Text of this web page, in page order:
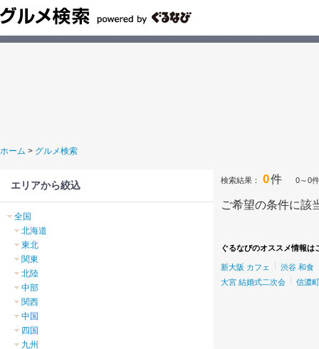
ホーム > グルメ検索
検索結果： 0件 0～0件
ご希望の条件に該
ぐるなびのオススメ情報は
新大阪 カフェ
渋谷 和食
大宮 結婚式二次会
信濃
エリアから絞込
全国
北海道
東北
関東
北陸
中部
関西
中国
四国
九州